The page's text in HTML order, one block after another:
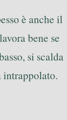
è anche il
bene se
si scalda
intrappolato.